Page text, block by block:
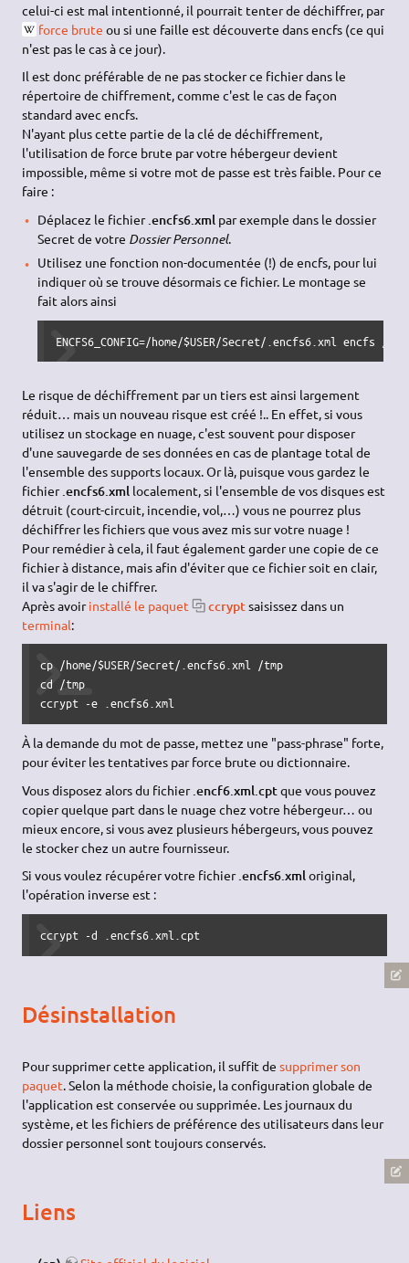
celui-ci est mal intentionné, il pourrait tenter de déchiffrer, par
force brute ou si une faille est découverte dans encfs (ce qui
n'est pas le cas à ce jour).
Il est donc préférable de ne pas stocker ce fichier dans le
répertoire de chiffrement, comme c'est le cas de façon
standard avec encfs.
N'ayant plus cette partie de la clé de déchiffrement,
l'utilisation de force brute par votre hébergeur devient
impossible, même si votre mot de passe est très faible. Pour ce
faire :
Déplacez le fichier.encfs6.xmlpar exemple dans le dossier
Secret de votre Dossier Personnel.
Utilisez une fonction non-documentée (!) de encfs, pour lui
indiquer où se trouve désormais ce fichier. Le montage se
fait alors ainsi
ENCFS6_CONFIG=/home/$USER/Secret/.encfs6.xml encfs /
Le risque de déchiffrement par un tiers est ainsi largement
réduit… mais un nouveau risque est créé !.. En effet, si vous
utilisez un stockage en nuage, c'est souvent pour disposer
d'une sauvegarde de ses données en cas de plantage total de
l'ensemble des supports locaux. Or là, puisque vous gardez le
fichier .encfs6.xml localement, si l'ensemble de vos disques est
détruit (court-circuit, incendie, vol,…) vous ne pourrez plus
déchiffrer les fichiers que vous avez mis sur votre nuage !
Pour remédier à cela, il faut également garder une copie de ce
fichier à distance, mais afin d'éviter que ce fichier soit en clair,
il va s'agir de le chiffrer.
Après avoirinstallé le paquet ccryptsaisissez dans un
terminal:
cp /home/$USER/Secret/.encfs6.xml /tmp
cd /tmp
ccrypt -e .encfs6.xml
À la demande du mot de passe, mettez une "pass-phrase" forte,
pour éviter les tentatives par force brute ou dictionnaire.
Vous disposez alors du fichier.encf6.xml.cptque vous pouvez
copier quelque part dans le nuage chez votre hébergeur… ou
mieux encore, si vous avez plusieurs hébergeurs, vous pouvez
le stocker chez un autre fournisseur.
Si vous voulez récupérer votre fichier.encfs6.xmloriginal,
l'opération inverse est :
ccrypt -d .encfs6.xml.cpt
Désinstallation
Pour supprimer cette application, il suffit desupprimer son
paquet. Selon la méthode choisie, la configuration globale de
l'application est conservée ou supprimée. Les journaux du
système, et les fichiers de préférence des utilisateurs dans leur
dossier personnel sont toujours conservés.
Liens